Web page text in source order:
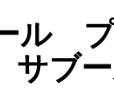
ー
ブ